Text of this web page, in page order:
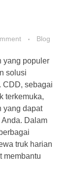
Blog
yang populer
solusi
CDD, sebagai
terkemuka,
yang dapat
Dalam
truk harian
membantu